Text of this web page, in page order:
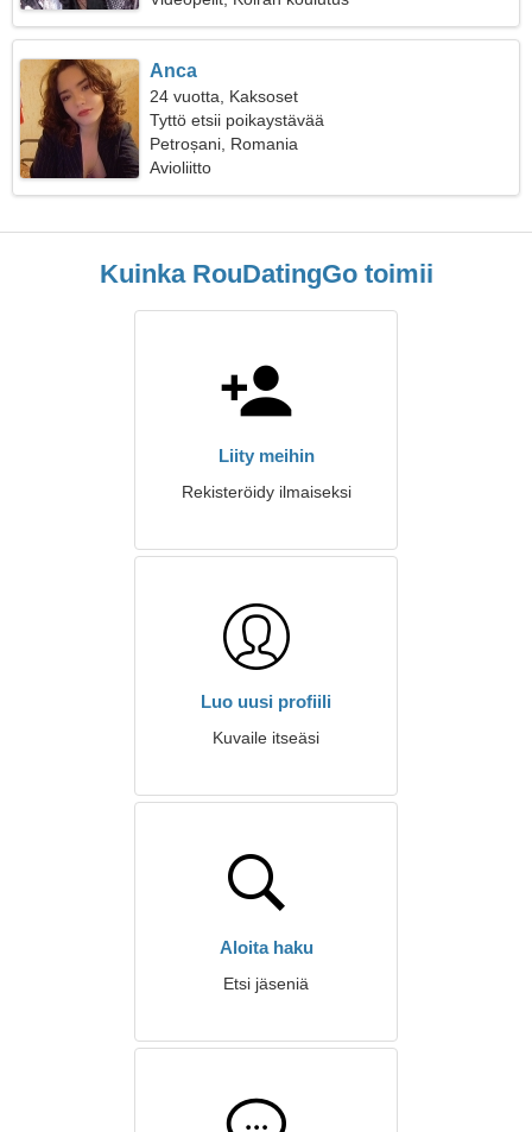
Anca
24 vuotta, Kaksoset
Tyttö etsii poikaystävää
Petroșani, Romania
Avioliitto
Kuinka RouDatingGo toimii
Liity meihin
Rekisteröidy ilmaiseksi
Luo uusi profiili
Kuvaile itseäsi
Aloita haku
Etsi jäseniä